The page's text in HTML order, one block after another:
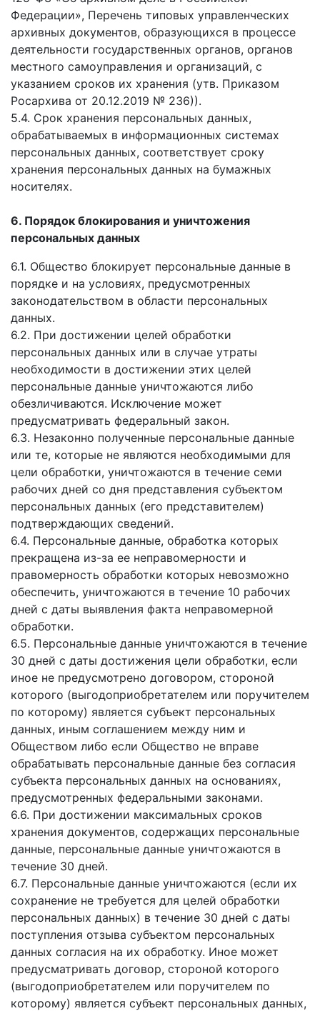
Федерации», Перечень типовых управленческих
архивных документов, образующихся в процессе
деятельности государственных органов, органов
местного самоуправления и организаций, с
указанием сроков их хранения (утв. Приказом
Росархива от 20.12.2019 № 236)).
5.4. Срок хранения персональных данных,
обрабатываемых в информационных системах
персональных данных, соответствует сроку
хранения персональных данных на бумажных
носителях.
6. Порядок блокирования и уничтожения
персональных данных
6.1. Общество блокирует персональные данные в
порядке и на условиях, предусмотренных
законодательством в области персональных
данных.
6.2. При достижении целей обработки
персональных данных или в случае утраты
необходимости в достижении этих целей
персональные данные уничтожаются либо
обезличиваются. Исключение может
предусматривать федеральный закон.
6.3. Незаконно полученные персональные данные
или те, которые не являются необходимыми для
цели обработки, уничтожаются в течение семи
рабочих дней со дня представления субъектом
персональных данных (его представителем)
подтверждающих сведений.
6.4. Персональные данные, обработка которых
прекращена из-за ее неправомерности и
правомерность обработки которых невозможно
обеспечить, уничтожаются в течение 10 рабочих
дней с даты выявления факта неправомерной
обработки.
6.5. Персональные данные уничтожаются в течение
30 дней с даты достижения цели обработки, если
иное не предусмотрено договором, стороной
которого (выгодоприобретателем или поручителем
по которому) является субъект персональных
данных, иным соглашением между ним и
Обществом либо если Общество не вправе
обрабатывать персональные данные без согласия
субъекта персональных данных на основаниях,
предусмотренных федеральными законами.
6.6. При достижении максимальных сроков
хранения документов, содержащих персональные
данные, персональные данные уничтожаются в
течение 30 дней.
6.7. Персональные данные уничтожаются (если их
сохранение не требуется для целей обработки
персональных данных) в течение 30 дней с даты
поступления отзыва субъектом персональных
данных согласия на их обработку. Иное может
предусматривать договор, стороной которого
(выгодоприобретателем или поручителем по
которому) является субъект персональных данных,